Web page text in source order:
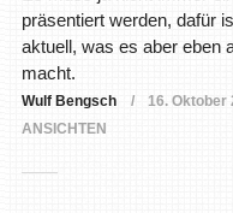
präsentiert werden, dafür
aktuell, was es aber eben
macht.
Wulf Bengsch 16. Oktober
ANSICHTEN